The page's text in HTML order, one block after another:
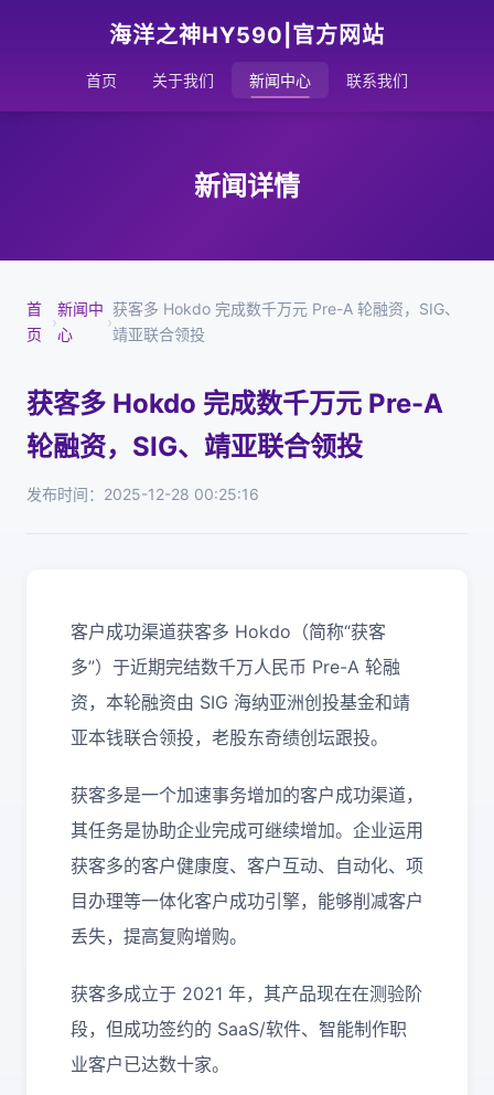
海洋之神HY590|官方网站
首页 关于我们 新闻中心 联系我们
新闻详情
首
页
›
新闻中
心
›
获客多 Hokdo 完成数千万元 Pre-A 轮融资，SIG、
靖亚联合领投
获客多 Hokdo 完成数千万元 Pre-A
轮融资，SIG、靖亚联合领投
发布时间：2025-12-28 00:25:16
客户成功渠道获客多 Hokdo（简称“获客
多”）于近期完结数千万人民币 Pre-A 轮融
资，本轮融资由 SIG 海纳亚洲创投基金和靖
亚本钱联合领投，老股东奇绩创坛跟投。
获客多是一个加速事务增加的客户成功渠道，
其任务是协助企业完成可继续增加。企业运用
获客多的客户健康度、客户互动、自动化、项
目办理等一体化客户成功引擎，能够削减客户
丢失，提高复购增购。
获客多成立于 2021 年，其产品现在在测验阶
段，但成功签约的 SaaS/软件、智能制作职
业客户已达数十家。